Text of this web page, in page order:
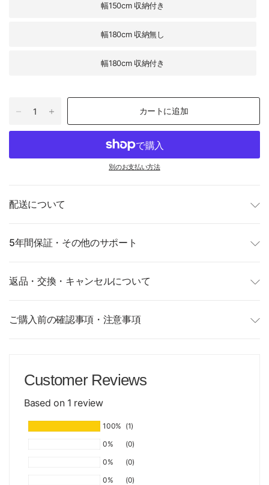
幅150cm 収納付き
幅180cm 収納無し
幅180cm 収納付き
カートに追加
別のお支払い方法
配送について
5年間保証・その他のサポート
返品・交換・キャンセルについて
ご購入前の確認事項・注意事項
Customer Reviews
Based on 1 review
100% (1)
0%
(0)
0%
(0)
0%
(0)